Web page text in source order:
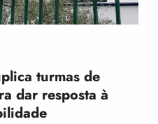
turmas de
dar resposta à